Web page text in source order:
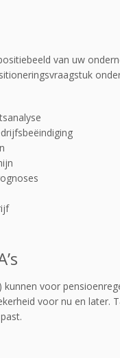
van uw
kunnen voor
voor nu en